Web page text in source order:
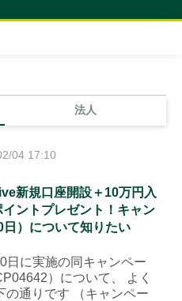
法人
04 17:10
新規口座開設＋10万円入
ントプレゼント！キャン
）について知りたい
日に実施の同キャンペー
）について、 よく
の通りです （キャンペー